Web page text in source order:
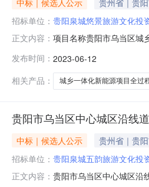
招标单位： 贵阳泉城悠景旅游文化投
正文内容： 项目名称贵阳市乌当区城
收费为
发布时间： 2023-06-12
相关产品：
城乡一体化新能源项目全过
贵阳市乌当区中心城区沿线
中标｜候选人公示
贵州省｜贵
招标单位： 贵阳泉城五韵旅游文化投
正文内容： 贵阳市乌当区中心城区沿